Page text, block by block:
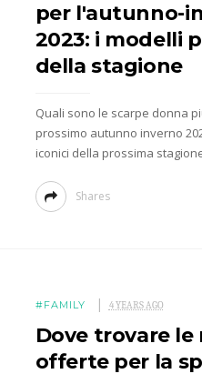
per l'autunno-
2023: i modelli
della stagione
Quali sono le scarpe donna
prossimo autunno inverno
iconici della prossima
Shares
#FAMILY 4 YEARS AGO
Dove trovare le
offerte per la